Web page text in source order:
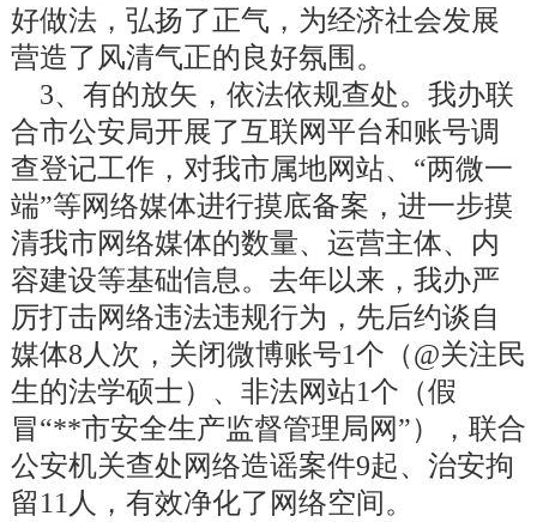
好做法，弘扬了正气，为经济社会发展
营造了风清气正的良好氛围。
3、有的放矢，依法依规查处。 我办联
合市公安局开展了互联网平台和账号调
查登记工作，对我市属地网站、 “两微一
端”等网络媒体进行摸底备案，进一步摸
清我市网络媒体的数量、运营主体、内
容建设等基础信息。去年以来，我办严
厉打击网络违法违规行为，先后约谈自
媒体8人次，关闭微博账号1个（@关注民
生的法学硕士）、非法网站1个（假
冒“**市安全生产监督管理局网”），联合
公安机关查处网络造谣案件9起、治安拘
留11人，有效净化了网络空间。